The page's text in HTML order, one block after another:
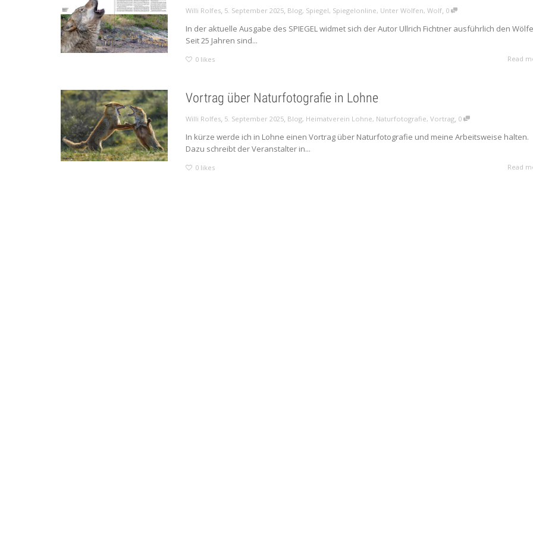
Willi Rolfes, 5. September 2025, Blog, Spiegel, Spiegelonline, Unter Wölfen,Wolf, 0
In der aktuelle Ausgabe des SPIEGEL widmet sich der Autor Ullrich Fichtner ausführlich den
Seit 25 Jahren sind...
0 likes Read
Vortrag über Naturfotografie in Lohne
Willi Rolfes, 5. September 2025, Blog, Heimatverein Lohne, Naturfotografie,Vortrag, 0
In kürze werde ich in Lohne einen Vortrag über Naturfotografie und meine Arbeitsweise halten.
Dazu schreibt der Veranstalter in...
0 likes Read